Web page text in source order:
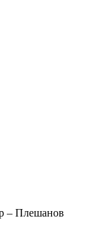
– Плешанов